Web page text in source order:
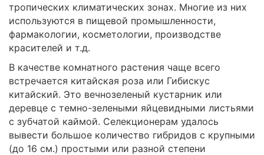
тропических климатических зонах. Многие из них
используются в пищевой промышленности,
фармакологии, косметологии, производстве
красителей и т.д.
В качестве комнатного растения чаще всего
встречается китайская роза или Гибискус
китайский. Это вечнозеленый кустарник или
деревце с темно-зелеными яйцевидными листьями
с зубчатой каймой. Селекционерам удалось
вывести большое количество гибридов с крупными
(до 16 см.) простыми или разной степени